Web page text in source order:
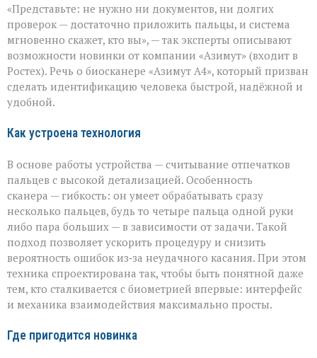
личность
подтвердят
за
секунды»:
новый
биосканер
от
«Азимута»
«Представьте: не нужно ни документов, ни долгих
проверок — достаточно приложить пальцы, и система
мгновенно скажет, кто вы», — так эксперты описывают
возможности новинки от компании «Азимут» (входит в
Ростех). Речь о биосканере «Азимут А4», который призван
сделать идентификацию человека быстрой, надёжной и
удобной.
Как устроена технология
В основе работы устройства — считывание отпечатков
пальцев с высокой детализацией. Особенность
сканера — гибкость: он умеет обрабатывать сразу
несколько пальцев, будь то четыре пальца одной руки
либо пара больших — в зависимости от задачи. Такой
подход позволяет ускорить процедуру и снизить
вероятность ошибок из‑за неудачного касания. При этом
техника спроектирована так, чтобы быть понятной даже
тем, кто сталкивается с биометрией впервые: интерфейс
и механика взаимодействия максимально просты.
Где пригодится новинка